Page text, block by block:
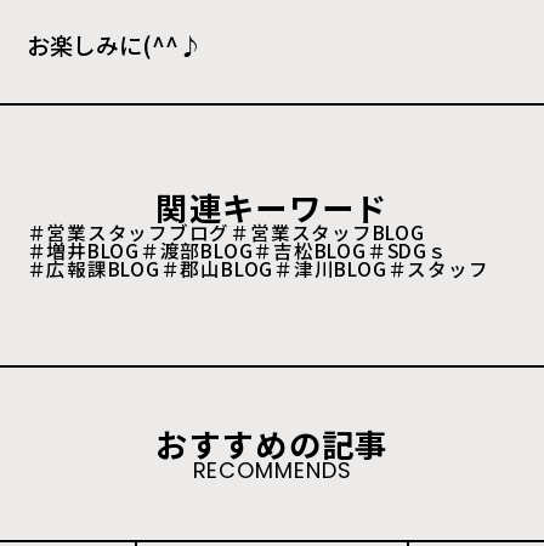
お楽しみに(^^♪
関連キーワード
＃営業スタッフブログ＃営業スタッフBLOG
＃増井BLOG＃渡部BLOG＃吉松BLOG＃SDGｓ
＃広報課BLOG＃郡山BLOG＃津川BLOG＃スタッフ
おすすめの記事
RECOMMENDS